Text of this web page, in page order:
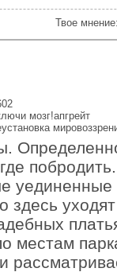
Твое
мозг!апгрейт
уединенные
здесь
местам